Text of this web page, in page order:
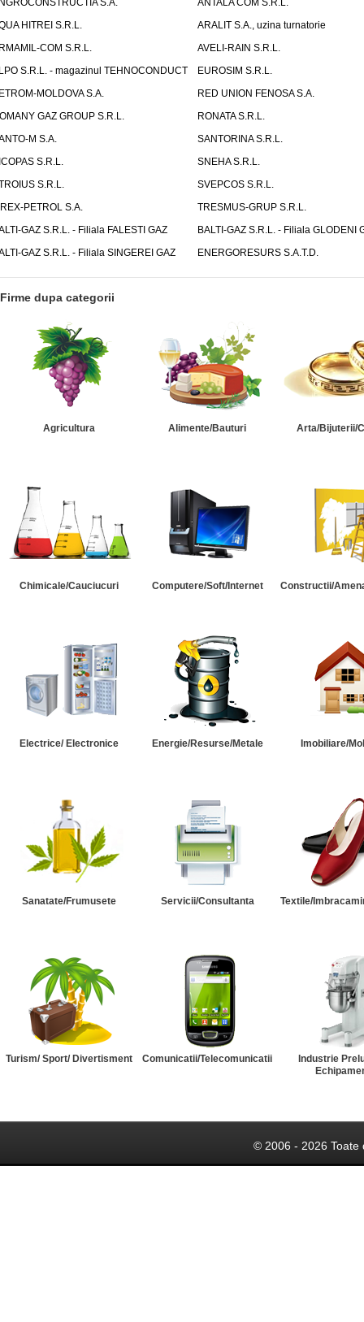
S.A.
ANTALA COM S.R.L.
HITREI S.R.L.
ARALIT S.A., uzina turnatorie
COM S.R.L.
AVELI-RAIN S.R.L.
S.R.L. - magazinul TEHNOCONDUCT
EUROSIM S.R.L.
MOLDOVA S.A.
RED UNION FENOSA S.A.
GAZ GROUP S.R.L.
RONATA S.R.L.
M S.A.
SANTORINA S.R.L.
S.R.L.
SNEHA S.R.L.
S.R.L.
SVEPCOS S.R.L.
PETROL S.A.
TRESMUS-GRUP S.R.L.
GAZ S.R.L. - Filiala FALESTI GAZ
BALTI-GAZ S.R.L. - Filiala GLODENI
GAZ S.R.L. - Filiala SINGEREI GAZ
ENERGORESURS S.A.T.D.
Firme dupa categorii
Agricultura Alimente/Bauturi Arta/Bijuterii/
Chimicale/Cauciucuri Computere/Soft/Internet Constructii/
Electrice/ Electronice Energie/Resurse/Metale Imobiliare/
Sanatate/Frumusete Servicii/Consultanta Textile/
Turism/ Sport/ Divertisment Comunicatii/Telecomunicatii
Industrie
© 2006 - 2026